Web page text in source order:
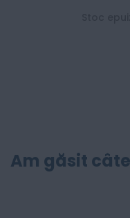
Am găsit